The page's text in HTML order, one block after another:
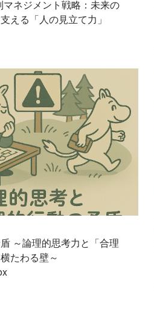
マネジメント戦略：未来の
える「人の見立て力」
～論理的思考力と「合理
たわる壁～